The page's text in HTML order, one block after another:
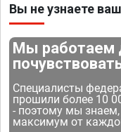
Вы не узнаете
Мы работаем
Специалисты
прошили более 10
- поэтому мы
максимум от